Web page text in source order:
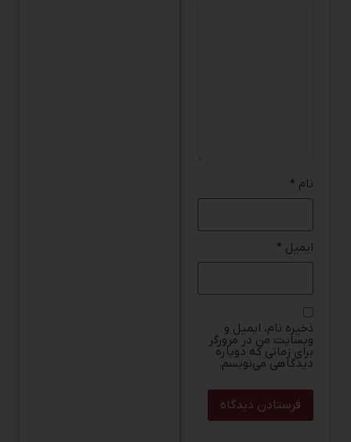
ایمیل*
ذخیره نام، ایمیل و
وبسایت من در مرورگر
برای زمانی که دوباره
دیدگاهی می‌نویسم.